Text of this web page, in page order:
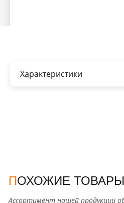
Характеристики
ПОХОЖИЕ ТОВАРЫ
Ассортимент нашей продукции